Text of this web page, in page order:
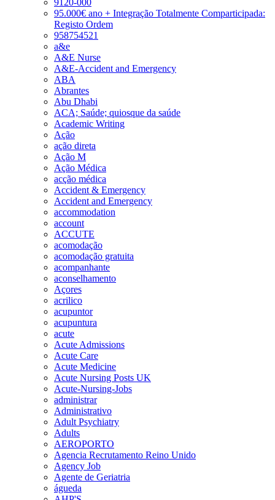
95.000€ ano + Integração Totalmente Comparticipada:
Registo Ordem
958754521
a&e
A&E Nurse
A&E-Accident and Emergency
ABA
Abrantes
Abu Dhabi
ACA; Saúde; quiosque da saúde
Academic Writing
Ação
ação direta
Ação M
Ação Médica
acção médica
Accident & Emergency
Accident and Emergency
accommodation
account
ACCUTE
acomodação
acomodação gratuita
acompanhante
aconselhamento
Açores
acrilico
acupuntor
acupuntura
acute
Acute Admissions
Acute Care
Acute Medicine
Acute Nursing Posts UK
Acute-Nursing-Jobs
administrar
Administrativo
Adult Psychiatry
Adults
AEROPORTO
Agencia Recrutamento Reino Unido
Agency Job
Agente de Geriatria
águeda